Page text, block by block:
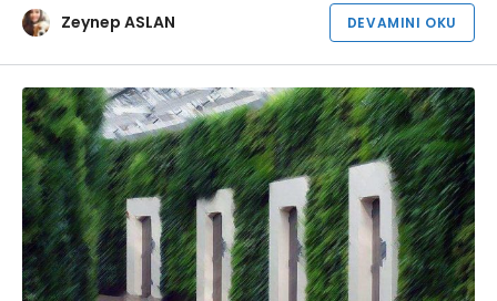
Zeynep ASLAN DEVAMINI OKU